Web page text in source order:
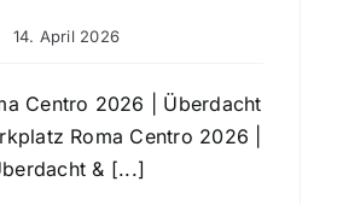
14. April 2026
Centro 2026 | Überdacht
Roma Centro 2026 |
& [...]